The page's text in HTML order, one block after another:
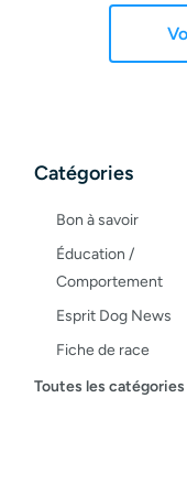
Catégories
Bon à savoir
Éducation /
Comportement
Esprit Dog News
Fiche de race
Maladies du chien
Toutes les catégories